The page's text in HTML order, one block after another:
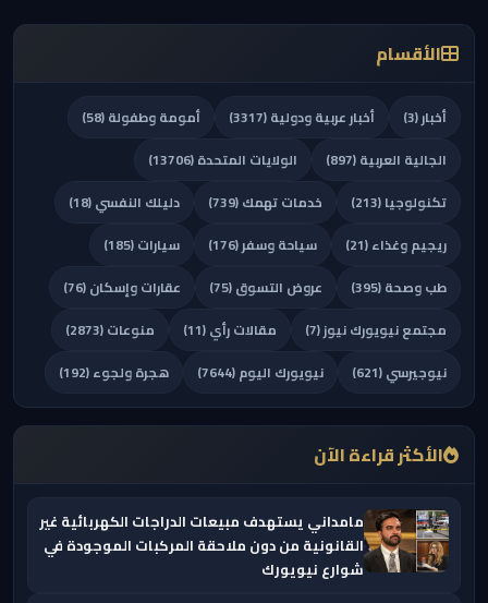
الأقسام
أخبار (3) أخبار عربية ودولية (3317)
أمومة وطفولة (58)
الجالية العربية (897)
الولايات المتحدة (13706)
تكنولوجيا (213)
خدمات تهمك (739)
دليلك النفسي (18)
ريجيم وغذاء (21)
سياحة وسفر (176)
سيارات (185)
طب وصحة (395)
عروض التسوق (75)
عقارات وإسكان (76)
مجتمع نيويورك نيوز (7)
مقالات رأي (11)
منوعات (2873)
نيوجيرسي (621)
نيويورك اليوم (7644) هجرة ولجوء (192)
الأكثر قراءة الآن
مامداني يستهدف مبيعات الدراجات الكهربائية غير
القانونية من دون ملاحقة المركبات الموجودة في
شوارع نيويورك